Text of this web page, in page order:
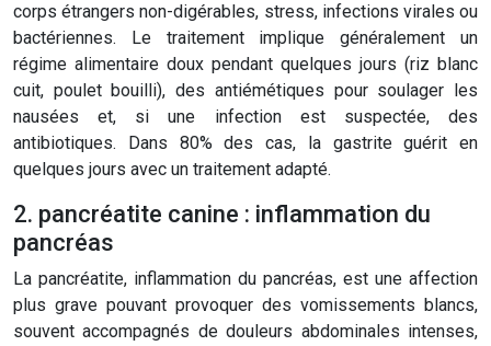
corps étrangers non-digérables, stress, infections virales ou
bactériennes. Le traitement implique généralement un
régime alimentaire doux pendant quelques jours (riz blanc
cuit, poulet bouilli), des antiémétiques pour soulager les
nausées et, si une infection est suspectée, des
antibiotiques. Dans 80% des cas, la gastrite guérit en
quelques jours avec un traitement adapté.
2. pancréatite canine : inflammation du
pancréas
La pancréatite, inflammation du pancréas, est une affection
plus grave pouvant provoquer des vomissements blancs,
souvent accompagnés de douleurs abdominales intenses,